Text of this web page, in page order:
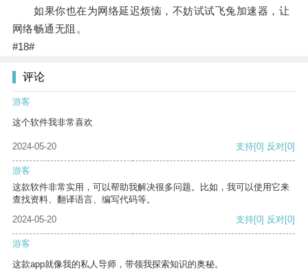
如果你也在为网络延迟烦恼，不妨试试飞兔加速器，让
网络畅通无阻。
#18#
评论
游客
这个软件我非常喜欢
2024-05-20 支持[0] 反对[0]
游客
这款软件非常实用，可以帮助我解决很多问题。比如，我可以使用它来
查找资料、翻译语言、编写代码等。
2024-05-20
支持[0] 反对[0]
游客
这款app就像我的私人导师，带领我探索知识的奥秘。